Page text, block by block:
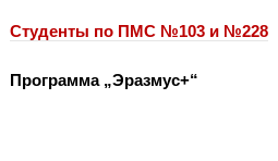
Студенты по ПМС №103 и №228
Программа „Эразмус+“